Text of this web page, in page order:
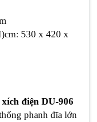
530 x 420 x
điện DU-906
phanh đĩa lớn